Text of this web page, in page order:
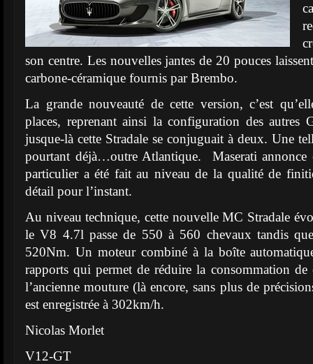
son centre. Les nouvelles jantes de 20 pouces
carbone-céramique fournis par Brembo.
La grande nouveauté de cette version, c’est
places, reprenant ainsi la configuration des autres
jusque-là cette Stradale se conjuguait à deux. Une
pourtant déjà…outre Atlantique. Maserati annonce
particulier a été fait au niveau de la qualité de
détail pour l’instant.
Au niveau technique, cette nouvelle MC Stradale
le V8 4.7l passe de 550 à 560 chevaux tandis
520Nm. Un moteur combiné à la boîte
rapports qui permet de réduire la consommation de
l’ancienne mouture (là encore, sans plus de
est enregistrée à 302km/h.
Nicolas Morlet
V12-GT